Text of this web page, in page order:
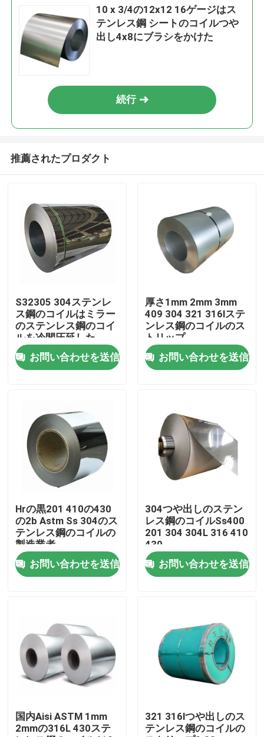
プロダクト
私達について
工場旅行
品質管理
引用を要求しなさい
ステンレス鋼の版シート
10 x 3/4の12x12 16ゲージはス
テンレス鋼 シートのコイルつや
出し4x8にブラシをかけた
続行
推薦されたプロダクト
S32305 304ステンレ
ス鋼のコイルはミラー
のステンレス鋼のコイ
ルを冷間圧延した
お問い合わせを送信
厚さ1mm 2mm 3mm
409 304 321 316lステ
ンレス鋼のコイルのス
トリップ
お問い合わせを送信
Hrの黒201 410の430
の2b Astm Ss 304のス
テンレス鋼のコイルの
製造業者
お問い合わせを送信
304つや出しのステン
レス鋼のコイルSs400
201 304 304L 316 410
430
お問い合わせを送信
国内Aisi ASTM 1mm
2mmの316L 430ステ
321 316lつや出しのス
テンレス鋼のコイルの